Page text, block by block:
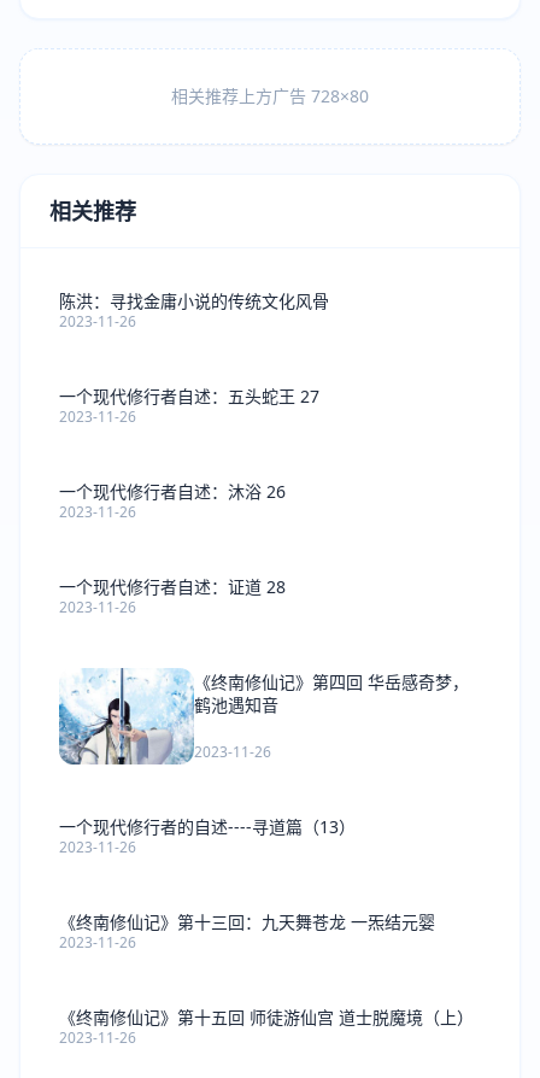
相关推荐上方广告 728×80
相关推荐
陈洪：寻找金庸小说的传统文化风骨
2023-11-26
一个现代修行者自述：五头蛇王 27
2023-11-26
一个现代修行者自述：沐浴 26
2023-11-26
一个现代修行者自述：证道 28
2023-11-26
《终南修仙记》第四回 华岳感奇梦，
鹤池遇知音
2023-11-26
一个现代修行者的自述----寻道篇（13）
2023-11-26
《终南修仙记》第十三回：九天舞苍龙 一炁结元婴
2023-11-26
《终南修仙记》第十五回 师徒游仙宫 道士脱魔境（上）
2023-11-26